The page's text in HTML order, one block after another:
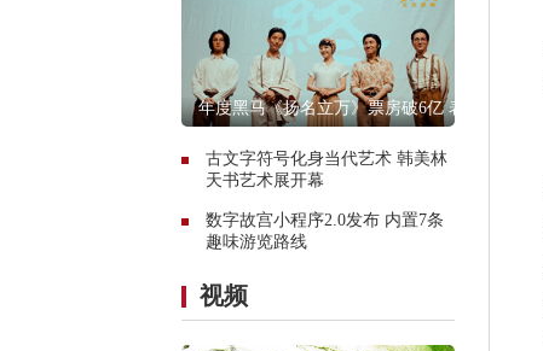
年度黑马《扬名立万》票房破6亿 表
古文字符号化身当代艺术 韩美林
天书艺术展开幕
数字故宫小程序2.0发布 内置7条
趣味游览路线
视频